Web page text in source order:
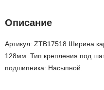
Описание
Артикул: ZTB17518 Ширина
128мм. Тип крепления под
подшипника: Насыпной.